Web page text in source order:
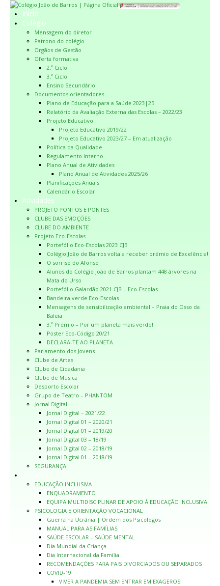
Início
Colégio
Mensagem do diretor
Patrono do colégio
Orgãos de Gestão
Oferta formativa
2.º Ciclo
3.º Ciclo
Ensino Secundário
Documentos orientadores
Plano de Educação para a Saúde 2023|25
Relatório da Avaliação Externa das Escolas – 2022/23
Projeto Educativo
Projeto Educativo 2019/22
Projeto Educativo 2023/27 – Em atualização
Política da Qualidade
Regulamento Interno
Plano Anual de Atividades
Plano Anual de Atividades 2025/26
Planificações Anuais
Calendário Escolar
Atividades
PROJETO PONTOS E PONTES
CLUBE DAS EMOÇÕES
CLUBE DO AMBIENTE
Projeto Eco-Escolas
Portefólio Eco-Escolas 2023 CJB
Colégio João de Barros volta a receber prémio de Excelência!
O sorriso do Afonso
Alunos do Colégio João de Barros plantam 448 árvores na
Mata do Urso
Portefólio Galardão 2021 CJB – Eco-Escolas
Bandeira verde Eco-Escolas
Mensagens de sensibilização ambiental – Praia do Osso da
Baleia
3.º Prémio – Por um planeta mais verde!
Poster Eco-Código 20/21
DECLARA-TE AO PLANETA
Parlamento dos Jovens
Clube de Artes
Clube de Cidadania
Clube de Música
Desporto Escolar
Grupo de Teatro – PHANTOM
Jornal Digital
Jornal Digital – 2021/22
Jornal Digital 01 – 2020/21
Jornal Digital 01 – 2019/20
Jornal Digital 03 – 18/19
Jornal Digital 02 – 2018/19
Jornal Digital 01 – 2018/19
SEGURANÇA
EDUCAÇÃO INCLUSIVA
ENQUADRAMENTO
EQUIPA MULTIDISCIPLINAR DE APOIO À EDUCAÇÃO INCLUSIVA
PSICOLOGIA E ORIENTAÇÃO VOCACIONAL
Guerra na Ucrânia | Ordem dos Psicólogos
MANUAL PARA AS FAMÍLIAS
SAÚDE ESCOLAR – SAÚDE MENTAL
Dia Mundial da Criança
Dia Internacional da Família
RECOMENDAÇÕES PARA PAIS DIVORCIADOS OU SEPARADOS
COVID-19
VIVER A PANDEMIA SEM ENTRAR EM EXAGEROS!